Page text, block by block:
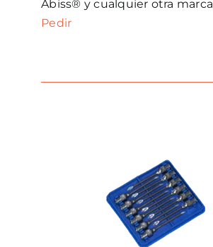
Abiss® y cualquier otra marca
Pedir